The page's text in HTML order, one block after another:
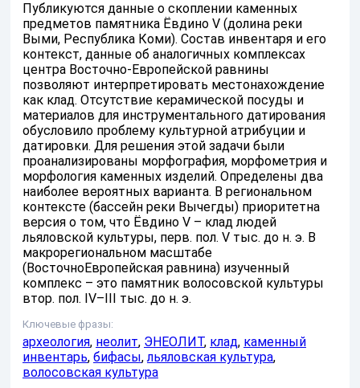
Публикуются данные о скоплении каменных
предметов памятника Ёвдино V (долина реки
Выми, Республика Коми). Состав инвентаря и его
контекст, данные об аналогичных комплексах
центра Восточно-Европейской равнины
позволяют интерпретировать местонахождение
как клад. Отсутствие керамической посуды и
материалов для инструментального датирования
обусловило проблему культурной атрибуции и
датировки. Для решения этой задачи были
проанализированы морфография, морфометрия и
морфология каменных изделий. Определены два
наиболее вероятных варианта. В региональном
контексте (бассейн реки Вычегды) приоритетна
версия о том, что Ёвдино V – клад людей
льяловской культуры, перв. пол. V тыс. до н. э. В
макрорегиональном масштабе
(ВосточноЕвропейская равнина) изученный
комплекс – это памятник волосовской культуры
втор. пол. IV–III тыс. до н. э.
Ключевые фразы:
археология, неолит, ЭНЕОЛИТ, клад, каменный
инвентарь, бифасы,льяловская культура,
волосовская культура